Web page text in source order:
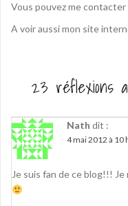
Vous pouvez me contacter
A voir aussi mon site
23 réflexions
Nath dit :
4 mai 2012 à 10
Je suis fan de ce blog!!!